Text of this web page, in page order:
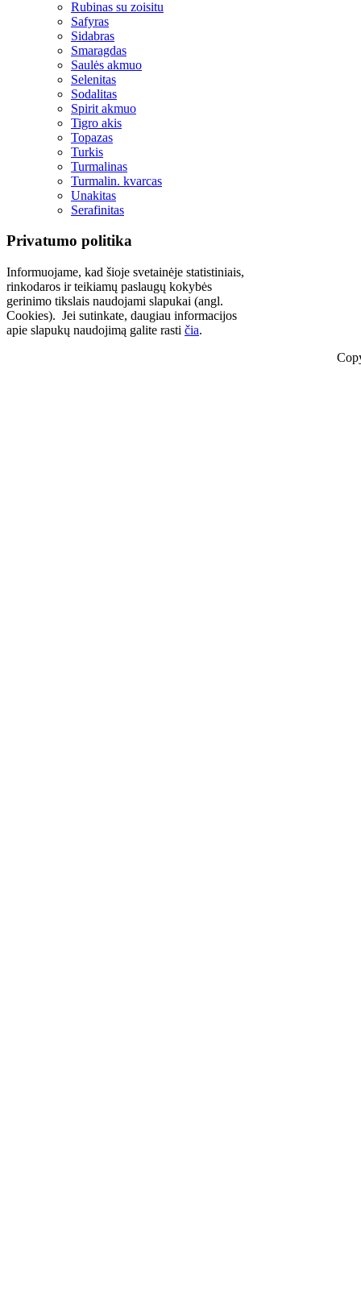
Rubinas su zoisitu
Safyras
Sidabras
Smaragdas
Saulės akmuo
Selenitas
Sodalitas
Spirit akmuo
Tigro akis
Topazas
Turkis
Turmalinas
Turmalin. kvarcas
Unakitas
Serafinitas
Privatumo politika
Informuojame, kad šioje svetainėje statistiniais,
rinkodaros ir teikiamų paslaugų kokybės
gerinimo tikslais naudojami slapukai (angl.
Cookies). Jei sutinkate, daugiau informacijos
apie slapukų naudojimą galite rasti čia.